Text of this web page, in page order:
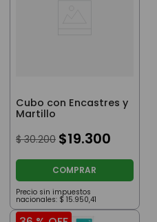
Cubo con Encastres y
Martillo
$ 30.200 $19.300
COMPRAR
Precio sin impuestos
nacionales: $ 15.950,41